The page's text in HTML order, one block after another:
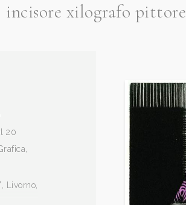
incisore xilografo pittore
20
Livorno,